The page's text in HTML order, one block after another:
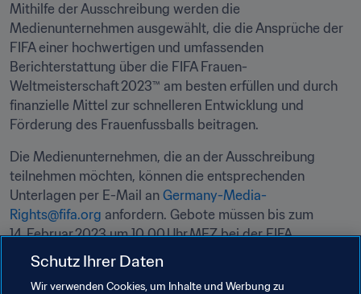
Mithilfe der Ausschreibung werden die
Medienunternehmen ausgewählt, die die Ansprüche der
FIFA einer hochwertigen und umfassenden
Berichterstattung über die FIFA Frauen-
Weltmeisterschaft 2023™ am besten erfüllen und durch
finanzielle Mittel zur schnelleren Entwicklung und
Förderung des Frauenfussballs beitragen.
Die Medienunternehmen, die an der Ausschreibung
teilnehmen möchten, können die entsprechenden
Unterlagen per E-Mail an Germany-Media-
Rights@fifa.org anfordern. Gebote müssen bis zum
14. Februar 2023 um 10.00 Uhr MEZ bei der FIFA
eingehen.
Durch den Verkauf der Medienrechte für ihre Turniere
Schutz Ihrer Daten
Wir verwenden Cookies, um Inhalte und Werbung zu